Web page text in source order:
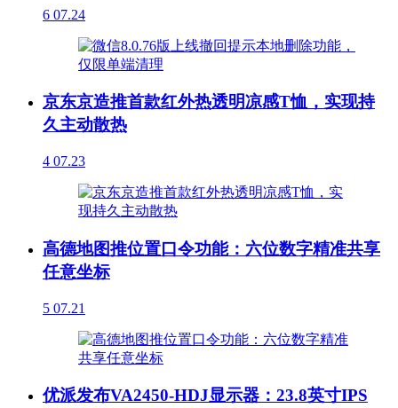
6 07.24
京东京造推首款红外热透明凉感T恤，实现持
久主动散热
4 07.23
高德地图推位置口令功能：六位数字精准共享
任意坐标
5 07.21
优派发布VA2450-HDJ显示器：23.8英寸IPS